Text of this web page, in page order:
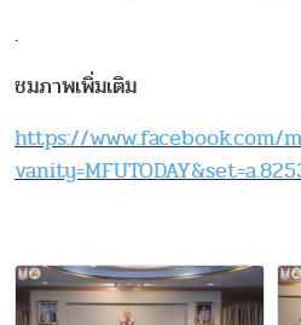
.
ชมภาพเพิ่มเติม
https://www.facebook.com/